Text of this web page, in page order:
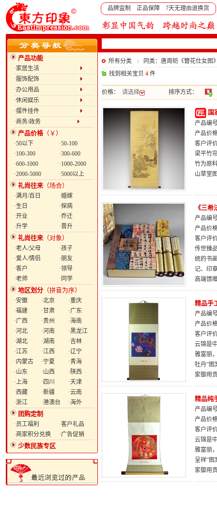
品牌监制 正品保障 7天无理由退换货
产品功能
·家居生活
·服饰配饰
·办公用品
·休闲娱乐
·摆件挂件
·商务/政务
产品价格（￥）
·50以下
·50-100
·100-300
·300-600
·600-1000
·1000-2000
·2000-5000
·5000以上
礼尚往来 （场合）
·满月/百日
·婚嫁
·生日
·探病
·开业
·乔迁
·升学
·晋升
礼尚往来 （对象）
·老人/父母
·孩子
·爱人/情侣
·朋友
·客户
·领导
·老师
·同学
地区划分 （拼音为序）
·安徽 ·北京
·重庆
·福建
·甘肃
·广东
·广西
·贵州
·海南
·河北
·河南
·黑龙江
·湖北
·湖南
·吉林
·江苏
·江西
·辽宁
·内蒙古
·宁夏
·青海
·山东
·山西
·陕西
·上海
·四川
·天津
·西藏
·新疆
·云南
·浙江
·港澳台 ·海外
团购定制
·员工福利
·客户礼品
·商家积分兑换
·广告促销
少数民族专区
所有分类
同类：唐周昉《簪花仕女图
找到相关宝贝 4 件
价格： 请选择 排序方式：
国
产品编
产品价
客户评
梁平竹
竹为原
山草堂
《三
产品编
产品价
客户评
传世臻
统的书
记、印
高端馈
精品手
产品编
产品价
客户评
云锦是
雅富丽
牡丹”图
家御用
精品纯
产品编
产品价
客户评
云锦是
雅富丽
呈祥”
家御用